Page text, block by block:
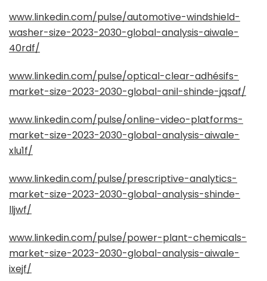
www.linkedin.com/pulse/automotive-windshield-
washer-size-2023-2030-global-analysis-aiwale-
40rdf/
www.linkedin.com/pulse/optical-clear-adhésifs-
market-size-2023-2030-global-anil-shinde-jqsaf/
www.linkedin.com/pulse/online-video-platforms-
market-size-2023-2030-global-analysis-aiwale-
xlu1f/
www.linkedin.com/pulse/prescriptive-analytics-
market-size-2023-2030-global-analysis-shinde-
lljwf/
www.linkedin.com/pulse/power-plant-chemicals-
market-size-2023-2030-global-analysis-aiwale-
ixejf/